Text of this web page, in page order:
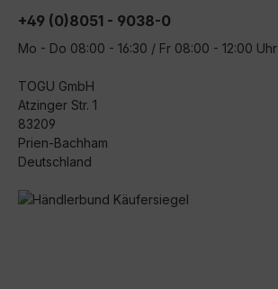
+49 (0)8051 - 9038-0
Mo - Do 08:00 - 16:30 / Fr 08:00 - 12:00 Uhr
TOGU GmbH
Atzinger Str. 1
83209
Prien-Bachham
Deutschland